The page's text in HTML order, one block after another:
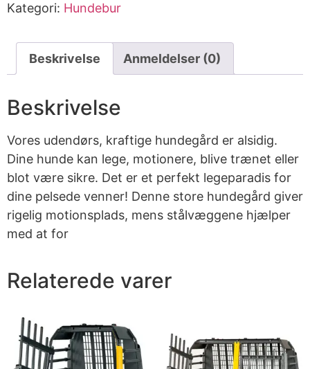
Kategori: Hundebur
Beskrivelse Anmeldelser (0)
Beskrivelse
Vores udendørs, kraftige hundegård er alsidig.
Dine hunde kan lege, motionere, blive trænet eller
blot være sikre. Det er et perfekt legeparadis for
dine pelsede venner! Denne store hundegård giver
rigelig motionsplads, mens stålvæggene hjælper
med at for
Relaterede varer